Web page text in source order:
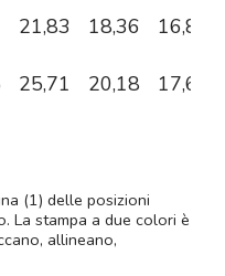
21,83 18,36
16,82
25,71 20,18 17,65
(1) delle posizioni
La stampa a due colori è
allineano,